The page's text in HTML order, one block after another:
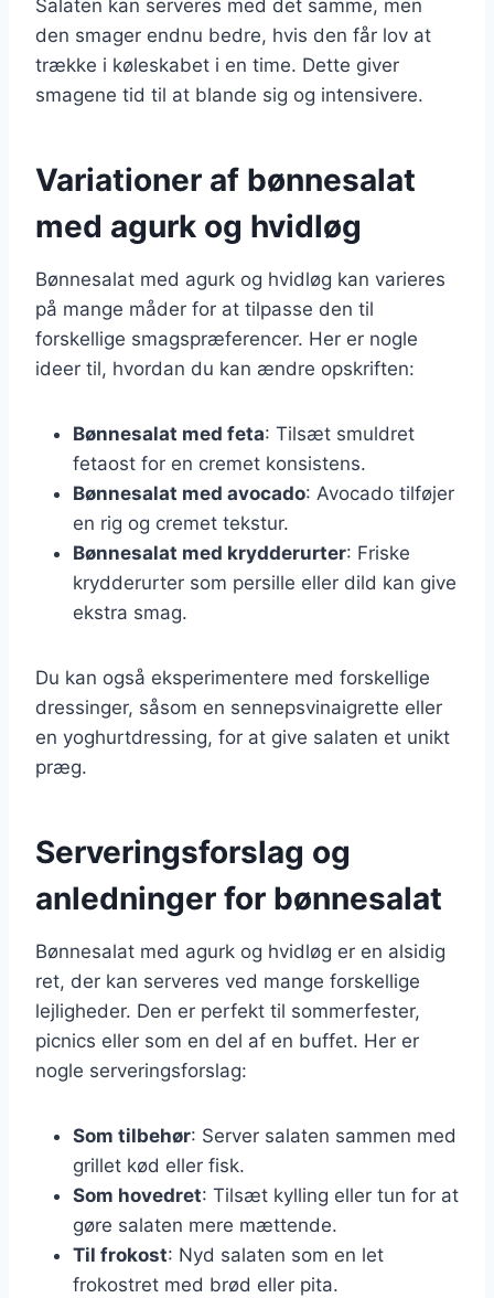
Salaten kan serveres med det samme, men
den smager endnu bedre, hvis den får lov at
trække i køleskabet i en time. Dette giver
smagene tid til at blande sig og intensivere.
Variationer af bønnesalat
med agurk og hvidløg
Bønnesalat med agurk og hvidløg kan varieres
på mange måder for at tilpasse den til
forskellige smagspræferencer. Her er nogle
ideer til, hvordan du kan ændre opskriften:
Bønnesalat med feta: Tilsæt smuldret
fetaost for en cremet konsistens.
Bønnesalat med avocado: Avocado tilføjer
en rig og cremet tekstur.
Bønnesalat med krydderurter: Friske
krydderurter som persille eller dild kan give
ekstra smag.
Du kan også eksperimentere med forskellige
dressinger, såsom en sennepsvinaigrette eller
en yoghurtdressing, for at give salaten et unikt
præg.
Serveringsforslag og
anledninger for bønnesalat
Bønnesalat med agurk og hvidløg er en alsidig
ret, der kan serveres ved mange forskellige
lejligheder. Den er perfekt til sommerfester,
picnics eller som en del af en buffet. Her er
nogle serveringsforslag:
Som tilbehør: Server salaten sammen med
grillet kød eller fisk.
Som hovedret: Tilsæt kylling eller tun for at
gøre salaten mere mættende.
Til frokost: Nyd salaten som en let
frokostret med brød eller pita.